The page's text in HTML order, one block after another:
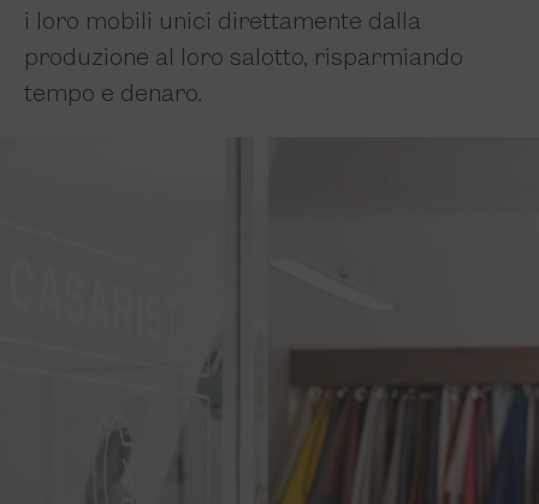
i loro mobili unici direttamente dalla
produzione al loro salotto, risparmiando
tempo e denaro.